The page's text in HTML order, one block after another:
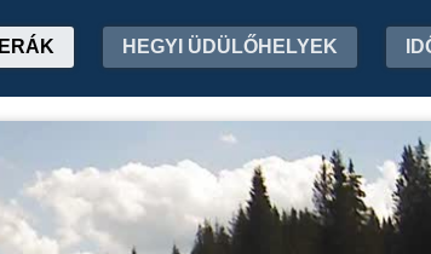
HEGYI ÜDÜLŐHELYEK